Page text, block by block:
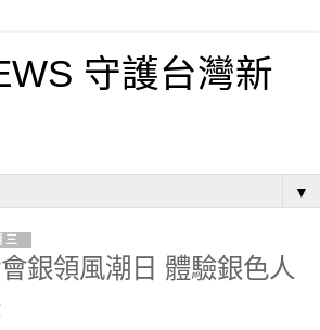
守護台灣新
▼
銀領風潮日 體驗銀色人